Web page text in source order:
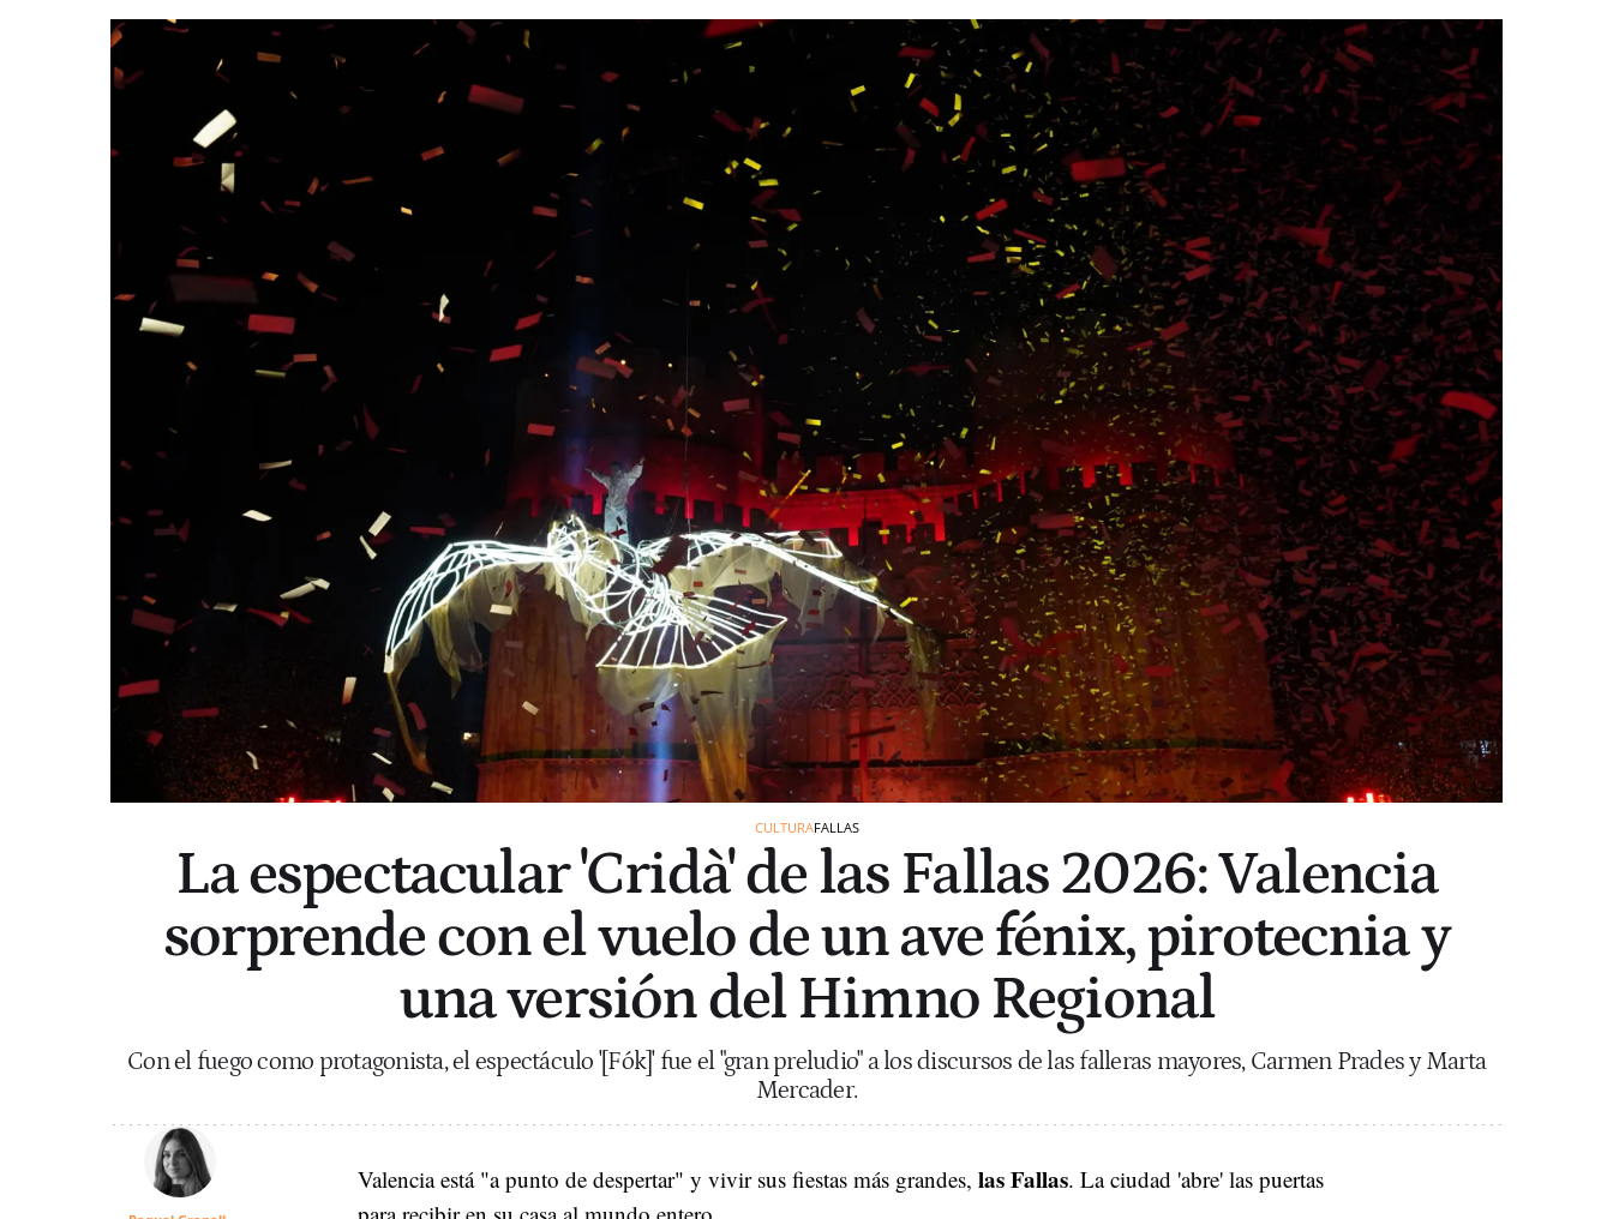
CULTURAFALLAS
La espectacular 'Cridà' de las Fallas 2026: Valencia
sorprende con el vuelo de un ave fénix, pirotecnia y
una versión del Himno Regional
Con el fuego como protagonista, el espectáculo '[Fók]' fue el "gran preludio" a los discursos de las falleras mayores, Carmen Prades y Marta
Mercader.
Valencia está "a punto de despertar" y vivir sus fiestas más grandes, las Fallas. La ciudad 'abre' las puertas